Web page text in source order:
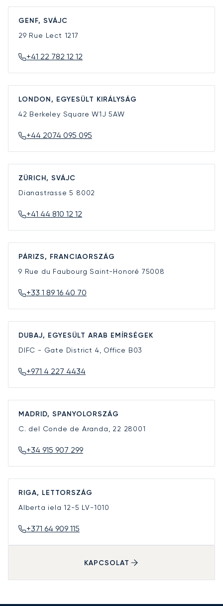
GENF, SVÁJC
29 Rue Lect 1217
+41 22 782 12 12
LONDON, EGYESÜLT KIRÁLYSÁG
42 Berkeley SquareW1J 5AW
+44 2074 095 095
ZÜRICH, SVÁJC
Dianastrasse 5 8002
+41 44 810 12 12
PÁRIZS, FRANCIAORSZÁG
9 Rue du Faubourg Saint-Honoré 75008
+33 1 89 16 40 70
DUBAJ, EGYESÜLT ARAB EMÍRSÉGEK
DIFC - Gate District 4, Office B03
+971 4 227 4434
MADRID, SPANYOLORSZÁG
C. del Conde de Aranda, 22 28001
+34 915 907 299
RIGA, LETTORSZÁG
Alberta iela 12-5 LV-1010
+371 64 909 115
KAPCSOLAT